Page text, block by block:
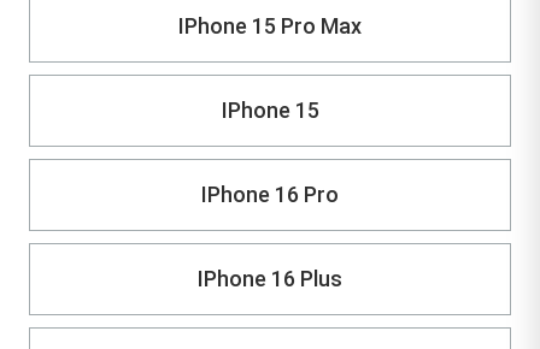
IPhone 15 Pro Max
IPhone 15
IPhone 16 Pro
IPhone 16 Plus